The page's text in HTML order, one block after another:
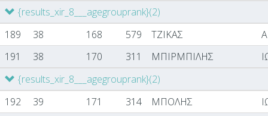
{results_xir_8___agegrouprank}(2)
189
38 168 579 ΤΖΙΚΑΣ
191
38 170 311 ΜΠΙΡΜΠΙΛΗΣ
{results_xir_8___agegrouprank}(2)
192
39 171 314 ΜΠΟΛΗΣ